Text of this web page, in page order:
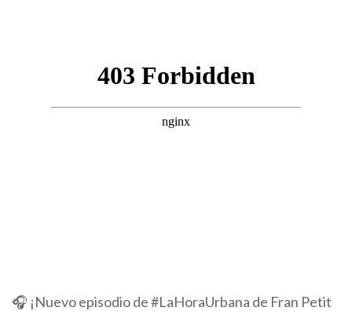
🎧 ¡Nuevo episodio de #LaHoraUrbana de Fran Petit